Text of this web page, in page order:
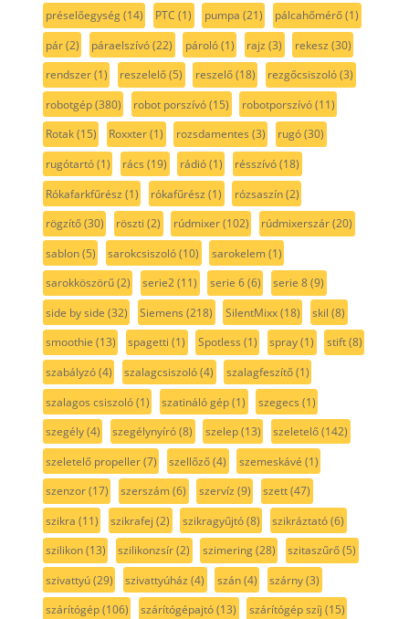
préselőegység(14) PTC (1) pumpa (21) pálcahőmérő(1)
pár(2) páraelszívó(22) pároló(1) rajz (3) rekesz (30)
rendszer(1) reszelelő(5) reszelő(18) rezgőcsiszoló(3)
robotgép(380) robot porszívó(15) robotporszívó(11)
Rotak(15) Roxxter(1) rozsdamentes (3) rugó(30)
rugótartó(1) rács (19) rádió(1) résszívó(18)
Rókafarkfűrész (1) rókafűrész (1) rózsaszín(2)
rögzítő(30) röszti (2) rúdmixer(102) rúdmixerszár(20)
sablon(5) sarokcsiszoló(10) sarokelem(1)
sarokköszörű(2) serie2(11) serie 6(6) serie 8(9)
side by side (32) Siemens (218) SilentMixx(18) skil (8)
smoothie (13) spagetti (1) Spotless (1) spray(1) stift(8)
szabályzó(4) szalagcsiszoló(4) szalagfeszítő(1)
szalagos csiszoló(1) szatináló gép(1) szegecs (1)
szegély(4) szegélynyíró(8) szelep(13) szeletelő(142)
szeletelő propeller(7) szellőző(4) szemeskávé (1)
szenzor(17) szerszám(6) szervíz (9) szett(47)
szikra (11) szikrafej (2) szikragyűjtó(8) szikráztató(6)
szilikon(13) szilikonzsír(2) szimering(28) szitaszűrő(5)
szivattyú(29) szivattyúház (4) szán(4) szárny(3)
szárítógép(106) szárítógépajtó(13) szárítógép szíj (15)